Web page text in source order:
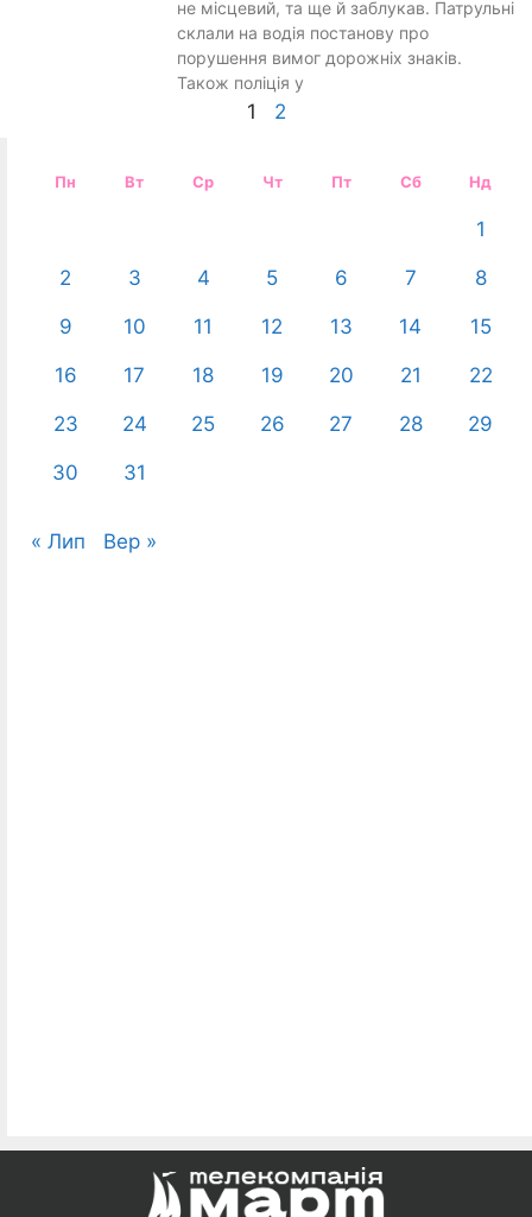
не місцевий, та ще й заблукав. Патрульні
склали на водія постанову про
порушення вимог дорожніх знаків.
Також поліція у
1 2
Пн Вт Ср Чт Пт Сб Нд
1
2 3 4 5 6 7 8
9 10 11 12 13 14 15
16 17 18 19 20 21 22
23 24 25 26 27 28 29
30 31
« Лип Вер »